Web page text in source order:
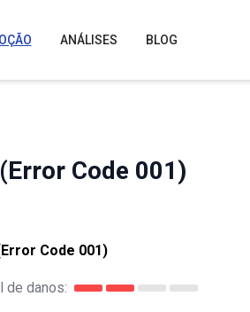
ANÁLISES BLOG
Code 001)
Code 001)
de danos: